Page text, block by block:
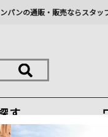
パンの通販・販売ならスタ
す